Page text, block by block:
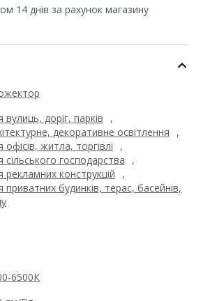
14 днів за рахунок магазину
вулиць, доріг, парків
,
декоративне освітлення
,
офісів, житла, торгівлі
,
сільського господарства
,
рекламних конструкцій
,
приватних будинків, терас, басейнів,
6500К